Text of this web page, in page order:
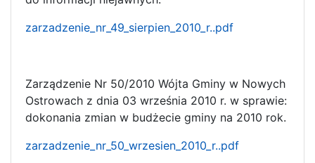
zarzadzenie_nr_49_sierpien_2010_r..pdf
Zarządzenie Nr 50/2010 Wójta Gminy w Nowych
Ostrowach z dnia 03 września 2010 r. w sprawie:
dokonania zmian w budżecie gminy na 2010 rok.
zarzadzenie_nr_50_wrzesien_2010_r..pdf